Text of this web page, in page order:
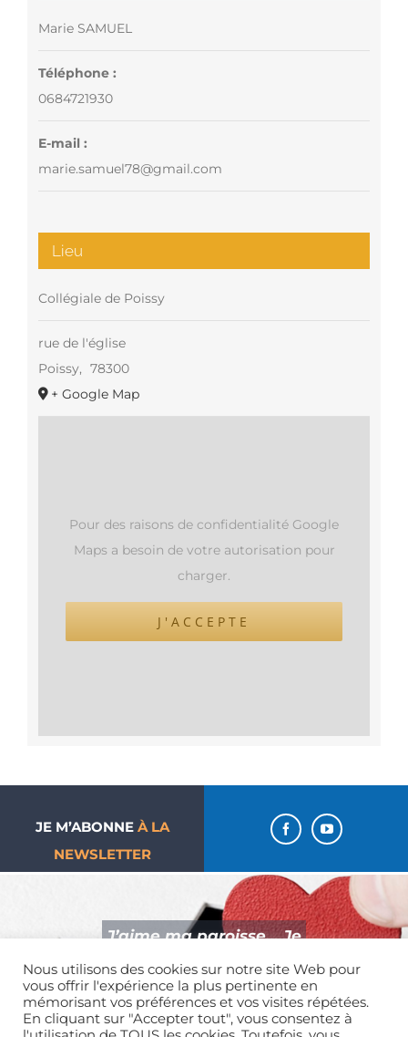
Marie SAMUEL
Téléphone :
0684721930
E-mail :
marie.samuel78@gmail.com
Lieu
Collégiale de Poissy
rue de l'église
Poissy, 78300
+ Google Map
Pour des raisons de confidentialité Google
Maps a besoin de votre autorisation pour
charger.
J'ACCEPTE
JE M’ABONNE À LA
NEWSLETTER
J’aime ma paroisse… Je
donne !
Nous utilisons des cookies sur notre site Web pour
vous offrir l'expérience la plus pertinente en
mémorisant vos préférences et vos visites répétées.
En cliquant sur "Accepter tout", vous consentez à